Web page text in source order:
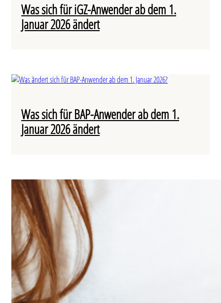
Was sich für iGZ-Anwender ab dem 1.
Januar 2026 ändert
Was sich für BAP-Anwender ab dem 1.
Januar 2026 ändert